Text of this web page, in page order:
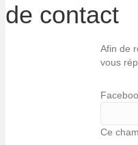
de contact
Afin de
vous
Ce